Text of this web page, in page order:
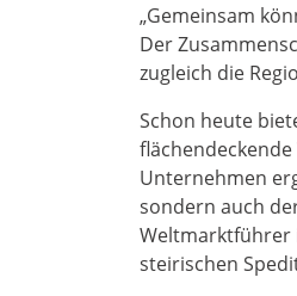
„Gemeinsam
Der
zugleich die
Schon heute
Unternehmen
sondern auch
Weltmarktführer
steirischen